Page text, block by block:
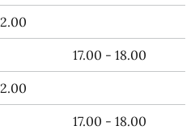
17.00 - 18.00
17.00 - 18.00